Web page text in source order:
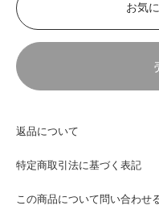
お気
返品について
特定商取引法に基づく表記
この商品について問い合わせ